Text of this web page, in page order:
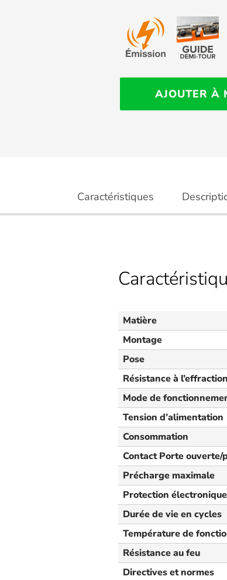
AJOUTER À
Caractéristiques
Matière
Montage
Pose
Résistance à l’effraction
Mode de
Tension d’alimentation
Consommation
Contact Porte ouverte/
Précharge maximale
Protection
Durée de vie en cycles
Température de
Résistance au feu
Directives et normes